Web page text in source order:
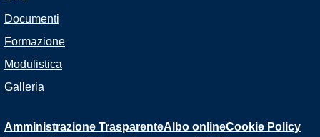
Documenti
Formazione
Modulistica
Galleria
Amministrazione TrasparenteAlbo onlineCookie Policy